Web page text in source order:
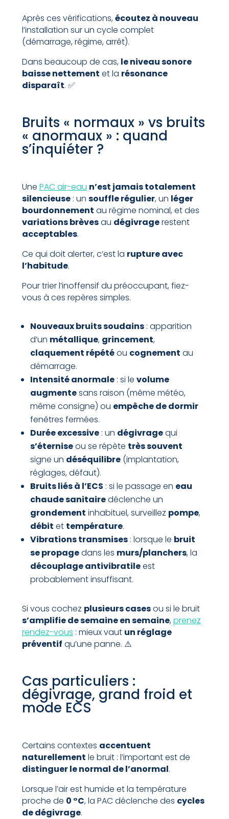
Après ces vérifications,écoutez à nouveau
l’installation sur un cycle complet
(démarrage, régime, arrêt).
Dans beaucoup de cas, le niveau sonore
baisse nettement et la résonance
disparaît. ✅
Bruits « normaux » vs bruits
« anormaux » : quand
s’inquiéter ?
Une PAC air-eau n’est jamais totalement
silencieuse: un souffle régulier, un léger
bourdonnement au régime nominal, et des
variations brèvesau dégivragerestent
acceptables.
Ce qui doit alerter, c’est la rupture avec
l’habitude.
Pour trier l’inoffensif du préoccupant, fiez-
vous à ces repères simples.
Nouveaux bruits soudains: apparition
d’un métallique, grincement,
claquement répétéou cognement au
démarrage.
Intensité anormale: si le volume
augmentesans raison (même météo,
même consigne) ou empêche de dormir
fenêtres fermées.
Durée excessive: un dégivragequi
s’éterniseou se répète très souvent
signe un déséquilibre(implantation,
réglages, défaut).
Bruits liés à l’ECS : si le passage en eau
chaude sanitairedéclenche un
grondement inhabituel, surveillez pompe,
débit et température.
Vibrations transmises: lorsque le bruit
se propagedans les murs/planchers, la
découplage antivibratileest
probablement insuffisant.
Si vous cochez plusieurs casesou si le bruit
s’amplifie de semaine en semaine,prenez
rendez-vous : mieux vaut un réglage
préventif qu’une panne. ⚠️
Cas particuliers :
dégivrage, grand froid et
mode ECS
Certains contextes accentuent
naturellement le bruit : l’important est de
distinguer le normal de l’anormal.
Lorsque l’air est humide et la température
proche de 0 °C, la PAC déclenche des cycles
de dégivrage.